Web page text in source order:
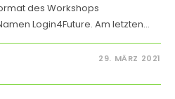
des Workshops
Login4Future. Am letzten…
29. MÄRZ 2021